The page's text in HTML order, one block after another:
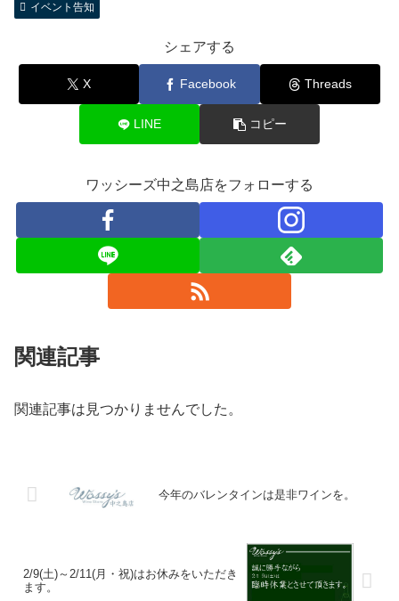
イベント告知
シェアする
X Facebook Threads
LINE コピー
ワッシーズ中之島店をフォローする
関連記事
関連記事は見つかりませんでした。
今年のバレンタインは是非ワインを。
2/9(土)～2/11(月・祝)はお休みをいただき
ます。